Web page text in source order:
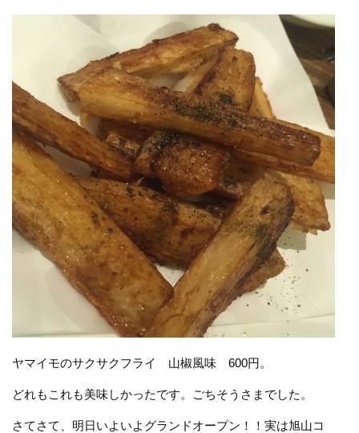
ヤマイモのサクサクフライ 山椒風味 600円。
どれもこれも美味しかったです。ごちそうさまでした。
さてさて、明日いよいよグランドオープン！！実は旭山コ